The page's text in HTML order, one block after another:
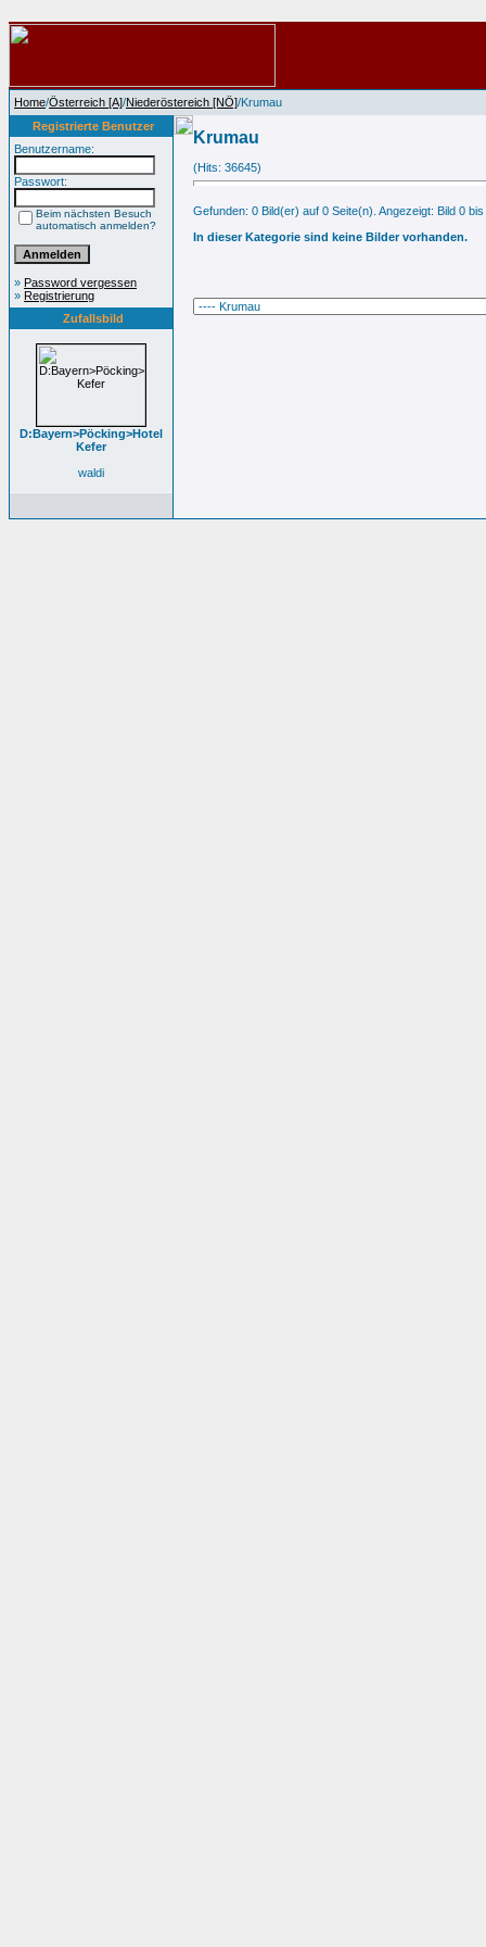
Home/Österreich [A]/Niederöstereich [NÖ]/Krumau
Registrierte Benutzer
Benutzername:
Passwort:
Beim nächsten Besuch
automatisch anmelden?
» Password vergessen
» Registrierung
Zufallsbild
D:Bayern>Pöcking>Hotel
Kefer
waldi
Krumau
(Hits: 36645)
Gefunden: 0 Bild(er) auf 0 Seite(n). Angezeigt: Bild 0 bis
In dieser Kategorie sind keine Bilder vorhanden.